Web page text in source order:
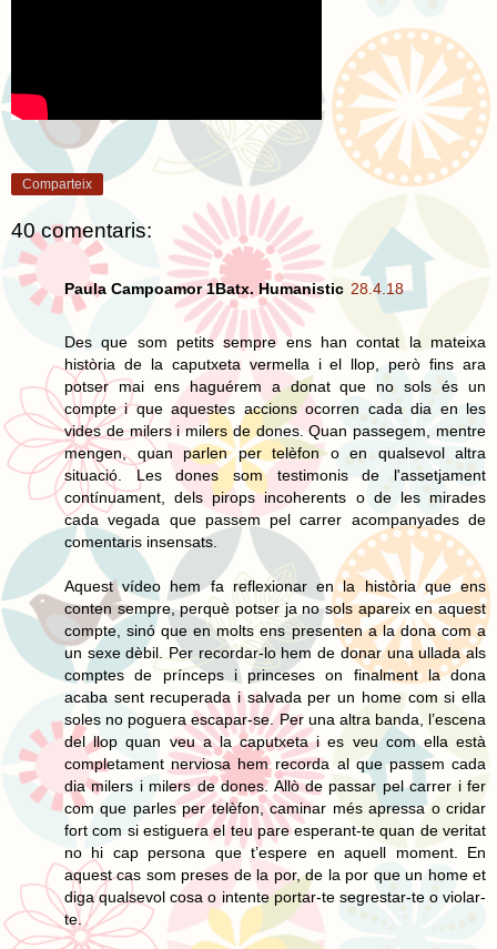
Comparteix
40 comentaris:
Paula Campoamor 1Batx. Humanistic 28.4.18
Des que som petits sempre ens han contat la mateixa
història de la caputxeta vermella i el llop, però fins ara
potser mai ens haguérem a donat que no sols és un
compte i que aquestes accions ocorren cada dia en les
vides de milers i milers de dones. Quan passegem, mentre
mengen, quan parlen per telèfon o en qualsevol altra
situació. Les dones som testimonis de l'assetjament
contínuament, dels pirops incoherents o de les mirades
cada vegada que passem pel carrer acompanyades de
comentaris insensats.
Aquest vídeo hem fa reflexionar en la història que ens
conten sempre, perquè potser ja no sols apareix en aquest
compte, sinó que en molts ens presenten a la dona com a
un sexe dèbil. Per recordar-lo hem de donar una ullada als
comptes de prínceps i princeses on finalment la dona
acaba sent recuperada i salvada per un home com si ella
soles no poguera escapar-se. Per una altra banda, l’escena
del llop quan veu a la caputxeta i es veu com ella està
completament nerviosa hem recorda al que passem cada
dia milers i milers de dones. Allò de passar pel carrer i fer
com que parles per telèfon, caminar més apressa o cridar
fort com si estiguera el teu pare esperant-te quan de veritat
no hi cap persona que t’espere en aquell moment. En
aquest cas som preses de la por, de la por que un home et
diga qualsevol cosa o intente portar-te segrestar-te o violar-
te.